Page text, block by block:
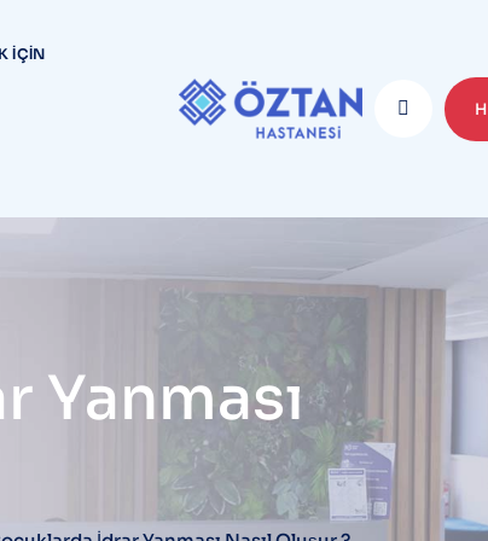
İÇIN
Yanması